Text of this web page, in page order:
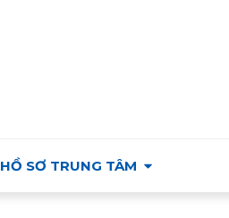
HỒ SƠ TRUNG TÂM